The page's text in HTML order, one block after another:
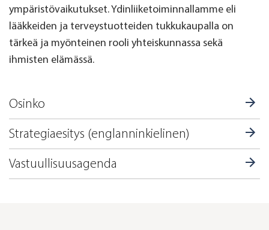
ympäristövaikutukset. Ydinliiketoiminnallamme eli
lääkkeiden ja terveystuotteiden tukkukaupalla on
tärkeä ja myönteinen rooli yhteiskunnassa sekä
ihmisten elämässä.
Osinko
Strategiaesitys (englanninkielinen)
Vastuullisuusagenda